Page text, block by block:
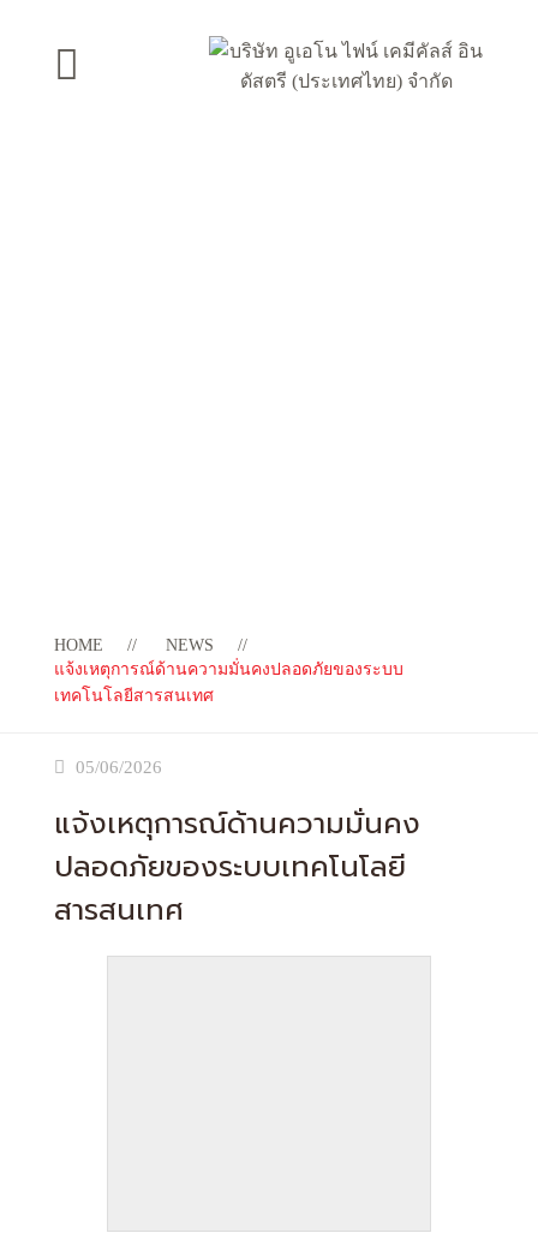
HOME
NEWS
แจ้งเหตุการณ์ด้านความมั่นคงปลอดภัยของระบบ
เทคโนโลยีสารสนเทศ
05/06/2026
แจ้งเหตุการณ์ด้านความมั่นคง
ปลอดภัยของระบบเทคโนโลยี
สารสนเทศ